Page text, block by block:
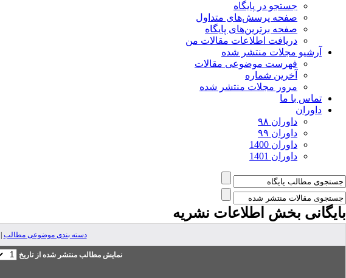
جستجو در پایگاه
صفحه پرسش‌های متداول
صفحه برترین‌های پایگاه
دریافت اطلاعات مقالات من
آرشیو مجلات منتشر شده
فهرست موضوعی مقالات
آخرین شماره
مرور مجلات منتشر شده
تماس با ما
داوران
داوران ۹۸
داوران ۹۹
داوران 1400
داوران 1401
بایگانی بخش اطلاعات نشریه
دسته بندی موضوعی مطالب
نمایش مطالب منتشر شده از تاریخ